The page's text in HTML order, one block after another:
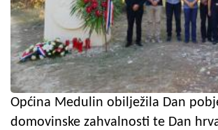
Općina Medulin obilježila Dan
domovinske zahvalnosti te Dan